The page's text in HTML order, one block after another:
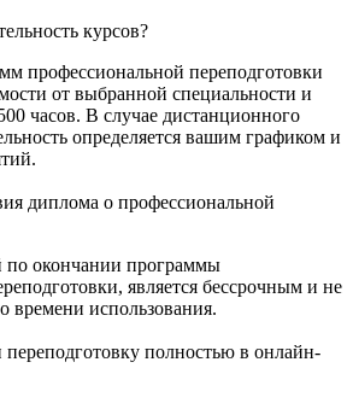
курсов?
профессиональной переподготовки
от выбранной специальности и
часов. В случае дистанционного
определяется вашим графиком и
диплома о профессиональной
окончании программы
является бессрочным и не
времени использования.
полностью в онлайн-